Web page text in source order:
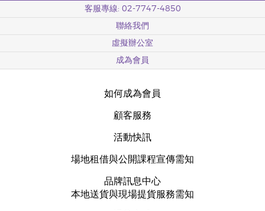
客服專線: 02-7747-4850
聯絡我們
虛擬辦公室
成為會員
如何成為會員
顧客服務
活動快訊
場地租借與公開課程宣傳需知
品牌訊息中心
本地送貨與現場提貨服務需知